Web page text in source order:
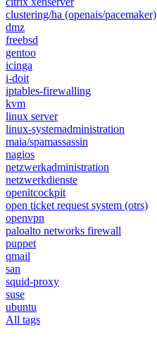
clustering/ha (openais/pacemaker)
dmz
freebsd
gentoo
icinga
i-doit
iptables-firewalling
kvm
linux server
linux-systemadministration
maia/spamassassin
nagios
netzwerkadministration
netzwerkdienste
openitcockpit
open ticket request system (otrs)
openvpn
paloalto networks firewall
puppet
qmail
san
squid-proxy
suse
ubuntu
All tags